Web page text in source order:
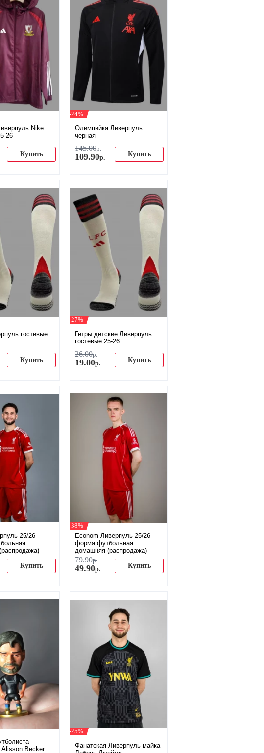
Nike
26
Купить
-24%
Олимпийка Ливерпуль
черная
145.00р.
109.90р. Купить
гостевые
Купить
-27%
Гетры детские Ливерпуль
гостевые 25-26
26.00р.
19.00р. Купить
25/26
Купить
-38%
Econom Ливерпуль 25/26
форма футбольная
домашняя (распродажа)
79.90р.
49.90р. Купить
Becker
-25%
Фанатская Ливерпуль майка